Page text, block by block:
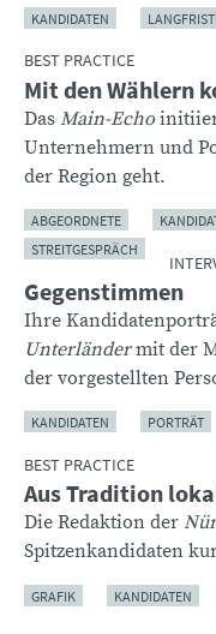
KANDIDATEN
BEST PRACTICE
Mit den Wählern
Das Main-Echo
Unternehmern und
der Region geht.
ABGEORDNETE
STREITGESPRÄCH
Gegenstimmen
Ihre
Unterländermit der
der vorgestellten
KANDIDATEN PORTRÄT
BEST PRACTICE
Aus Tradition
Die Redaktion der
Spitzenkandidaten
GRAFIK KANDIDATEN